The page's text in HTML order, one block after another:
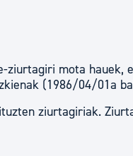
ziurtagiri mota hauek,
(1986/04/01a
ziurtagiriak.